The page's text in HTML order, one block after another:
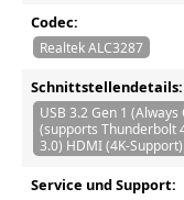
Codec:
Realtek ALC3287
Schnittstellendetails:
USB 3.2 Gen 1
(supports Thunderbolt
3.0) HDMI (4K-
Service und Support: